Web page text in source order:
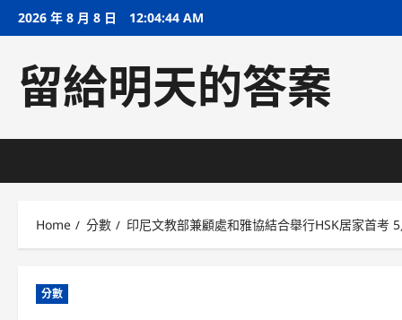
Skip2026 年 8 月 8 日 12:04:44 AM
留給明天的答案
Home 分數 印尼文教部兼顧處和雅協結合舉行HSK居家首考
分數